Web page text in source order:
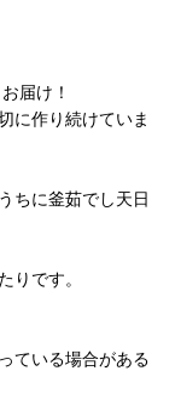
届け！
に作り続けていま
ちに釜茹でし天日
りです。
ている場合がある